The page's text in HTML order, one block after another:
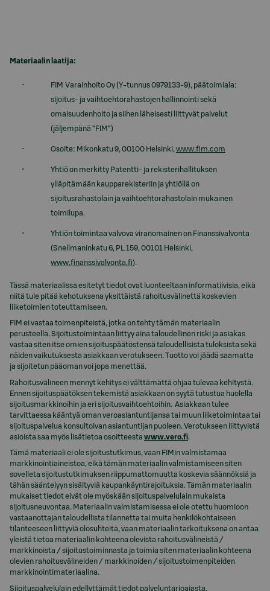
Materiaalin laatija:
FIM Varainhoito Oy (Y-tunnus 0979133-9), päätoimiala:
sijoitus- ja vaihtoehtorahastojen hallinnointi sekä
omaisuudenhoito ja siihen läheisesti liittyvät palvelut
(jäljempänä ”FIM”)
Osoite: Mikonkatu 9, 00100 Helsinki, www.fim.com
Yhtiö on merkitty Patentti- ja rekisterihallituksen
ylläpitämään kaupparekisteriin ja yhtiöllä on
sijoitusrahastolain ja vaihtoehtorahastolain mukainen
toimilupa.
Yhtiön toimintaa valvova viranomainen on Finanssivalvonta
(Snellmaninkatu 6, PL 159, 00101 Helsinki,
www.finanssivalvonta.fi).
Tässä materiaalissa esitetyt tiedot ovat luonteeltaan informatiivisia, eikä
niitä tule pitää kehotuksena yksittäistä rahoitusvälinettä koskevien
liiketoimien toteuttamiseen.
FIM ei vastaa toimenpiteistä, jotka on tehty tämän materiaalin
perusteella. Sijoitustoimintaan liittyy aina taloudellinen riski ja asiakas
vastaa siten itse omien sijoituspäätöstensä taloudellisista tuloksista sekä
näiden vaikutuksesta asiakkaan verotukseen. Tuotto voi jäädä saamatta
ja sijoitetun pääoman voi jopa menettää.
Rahoitusvälineen mennyt kehitys ei välttämättä ohjaa tulevaa kehitystä.
Ennen sijoituspäätöksen tekemistä asiakkaan on syytä tutustua huolella
sijoitusmarkkinoihin ja eri sijoitusvaihtoehtoihin. Asiakkaan tulee
tarvittaessa kääntyä oman veroasiantuntijansa tai muun liiketoimintaa tai
sijoituspalvelua konsultoivan asiantuntijan puoleen. Verotukseen liittyvistä
asioista saa myös lisätietoa osoitteesta www.vero.fi.
Tämä materiaali ei ole sijoitustutkimus, vaan FIMin valmistamaa
markkinointiaineistoa, eikä tämän materiaalin valmistamiseen siten
sovelleta sijoitustutkimuksen riippumattomuutta koskevia säännöksiä ja
tähän sääntelyyn sisältyviä kaupankäyntirajoituksia. Tämän materiaalin
mukaiset tiedot eivät ole myöskään sijoituspalvelulain mukaista
sijoitusneuvontaa. Materiaalin valmistamisessa ei ole otettu huomioon
vastaanottajan taloudellista tilannetta tai muita henkilökohtaiseen
tilanteeseen liittyviä olosuhteita, vaan materiaalin tarkoituksena on antaa
yleistä tietoa materiaalin kohteena olevista rahoitusvälineistä /
markkinoista / sijoitustoiminnasta ja toimia siten materiaalin kohteena
olevien rahoitusvälineiden / markkinoiden / sijoitustoimenpiteiden
markkinointimateriaalina.
Sijoituspalvelulain edellyttämät tiedot palveluntarjoajasta,